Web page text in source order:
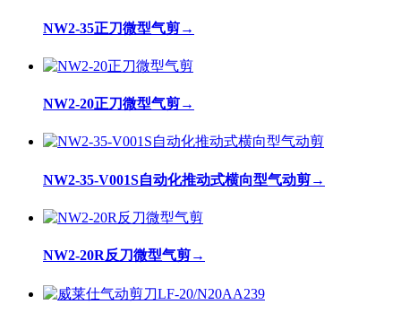
NW2-35正刀微型气剪→
NW2-20正刀微型气剪→
NW2-35-V001S自动化推动式横向型气动剪→
NW2-20R反刀微型气剪→